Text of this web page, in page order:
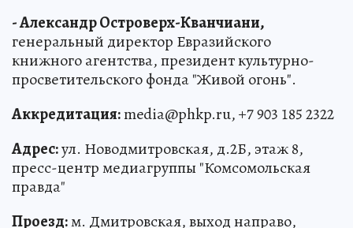
- Александр Островерх-Кванчиани,
генеральный директор Евразийского
книжного агентства, президент культурно-
просветительского фонда "Живой огонь".
Аккредитация:media@phkp.ru, +7 903 185 2322
Адрес:ул. Новодмитровская, д.2Б, этаж 8,
пресс-центр медиагруппы "Комсомольская
правда"
Проезд:м. Дмитровская, выход направо,